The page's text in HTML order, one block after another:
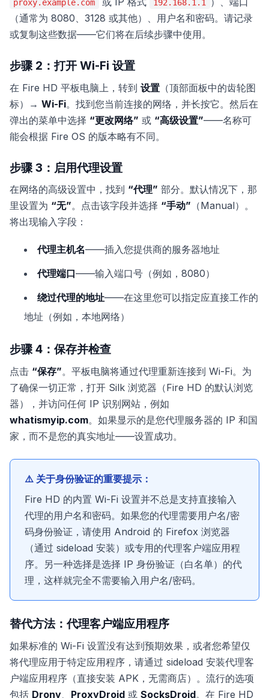
proxy.example.com 192.168.1.1
（通常为 8080、3128 或其他）、用户名和密码。请记录
或复制这些数据——它们将在后续步骤中使用。
步骤 2：打开 Wi-Fi 设置
在 Fire HD 平板电脑上，转到 设置 （顶部面板中的齿轮图
标）→ Wi-Fi。找到您当前连接的网络，并长按它。然后在
弹出的菜单中选择 “更改网络” 或 “高级设置”——名称可
能会根据 Fire OS 的版本略有不同。
步骤 3：启用代理设置
在网络的高级设置中，找到 “代理” 部分。默认情况下，那
里设置为 “无”。点击该字段并选择 “手动” （Manual）。
将出现输入字段：
代理主机名——插入您提供商的服务器地址
代理端口——输入端口号（例如，8080）
绕过代理的地址——在这里您可以指定应直接工作的
地址（例如，本地网络）
步骤 4：保存并检查
点击 “保存”。平板电脑将通过代理重新连接到 Wi-Fi。为
了确保一切正常，打开 Silk 浏览器（Fire HD 的默认浏览
器），并访问任何 IP 识别网站，例如
whatismyip.com。如果显示的是您代理服务器的 IP 和国
家，而不是您的真实地址——设置成功。
⚠️ 关于身份验证的重要提示：
Fire HD 的内置 Wi-Fi 设置并不总是支持直接输入
代理的用户名和密码。如果您的代理需要用户名/密
码身份验证，请使用 Android 的 Firefox 浏览器
（通过 sideload 安装）或专用的代理客户端应用程
序。另一种选择是选择 IP 身份验证（白名单）的代
理，这样就完全不需要输入用户名/密码。
替代方法：代理客户端应用程序
如果标准的 Wi-Fi 设置没有达到预期效果，或者您希望仅
将代理应用于特定应用程序，请通过 sideload 安装代理客
户端应用程序（直接安装 APK，无需商店）。流行的选项
包括 Drony ProxyDroid 或 SocksDroid。在 Fire HD